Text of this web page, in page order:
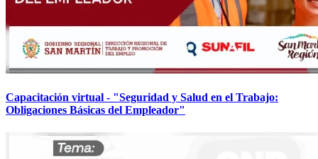
Capacitación virtual - "Seguridad y Salud en el Trabajo:
Obligaciones Básicas del Empleador"